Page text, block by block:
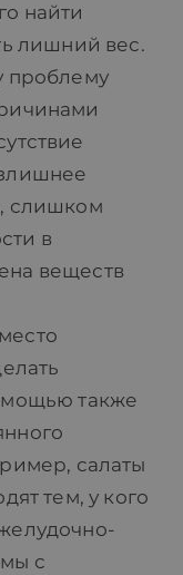
найти
лишний вес.
проблему
слишком
в
веществ
также
салаты
тем, у кого
с